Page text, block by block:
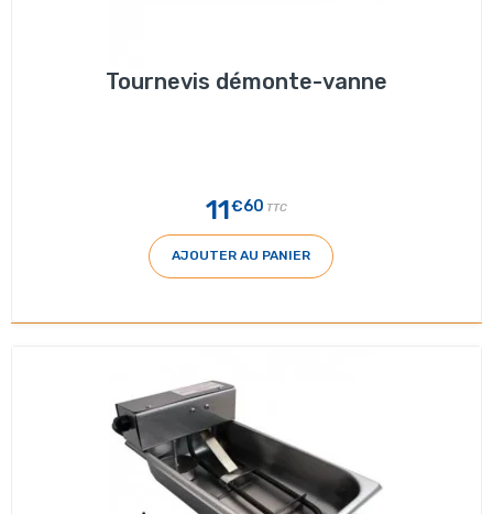
Tournevis démonte-vanne
11€60 TTC
AJOUTER AU PANIER